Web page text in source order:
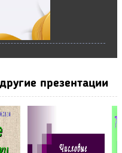
презентации